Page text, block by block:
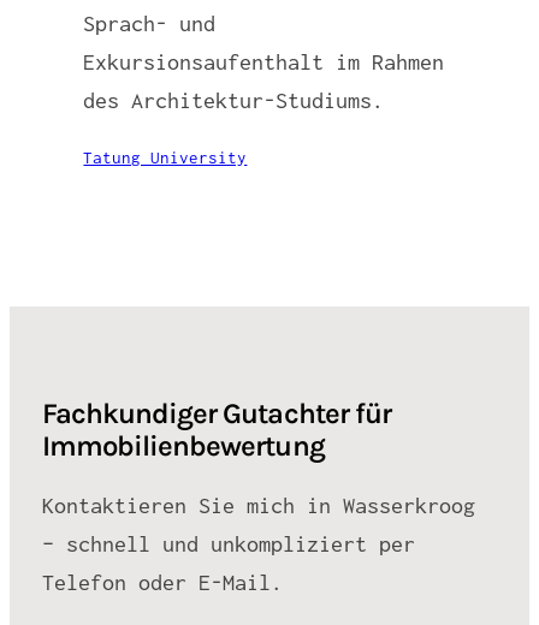
Sprach- und
Exkursionsaufenthalt im Rahmen
des Architektur-Studiums.
Tatung University
Fachkundiger Gutachter für
Immobilienbewertung
Kontaktieren Sie mich in Wasserkroog
– schnell und unkompliziert per
Telefon oder E-Mail.